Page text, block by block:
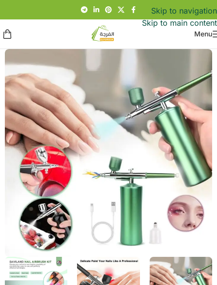
Skip to navigation
Skip to main content
Menu